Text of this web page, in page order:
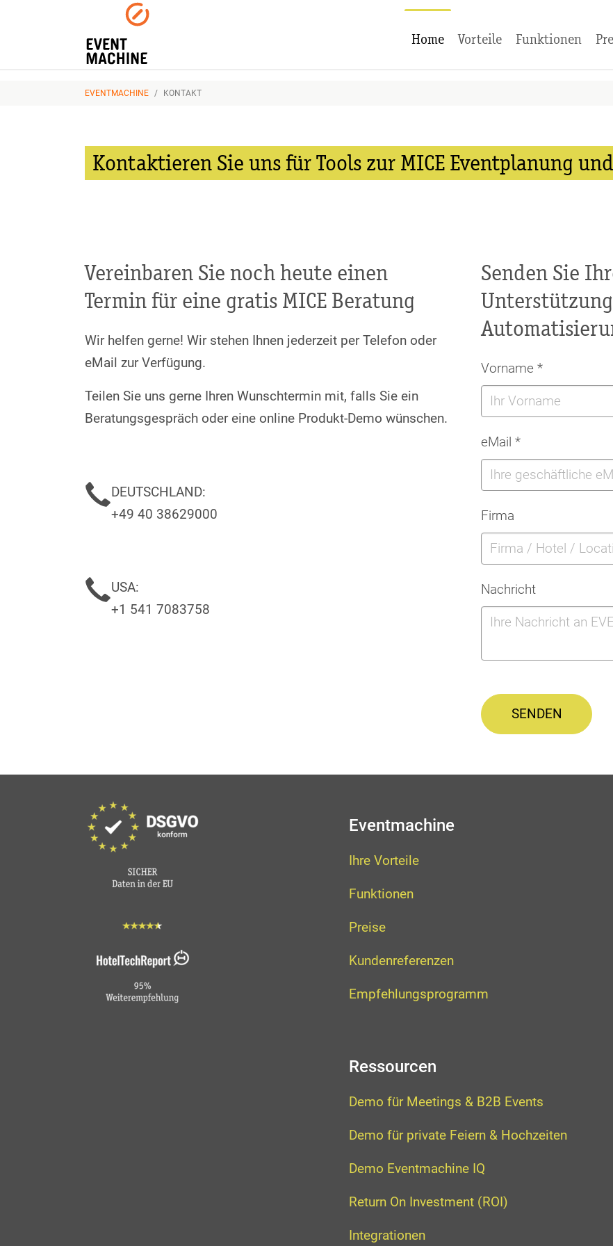
Skip to main navigation
Zum Hauptinhalt springen
Home Vorteile Funktionen
EVENTMACHINE KONTAKT
Kontaktieren Sie uns für Tools zur MICE Eventplanung
Vereinbaren Sie noch heute einen
Termin für eine gratis MICE Beratung
Wir helfen gerne! Wir stehen Ihnen jederzeit per Telefon oder
eMail zur Verfügung.
Teilen Sie uns gerne Ihren Wunschtermin mit, falls Sie ein
Beratungsgespräch oder eine online Produkt-Demo wünschen.
DEUTSCHLAND:
+49 40 38629000
USA:
+1 541 7083758
Senden Sie
Vorname *
eMail *
Firma
Nachricht
SENDEN
Eventmachine
Ihre Vorteile
Funktionen
Preise
Kundenreferenzen
Empfehlungsprogramm
Ressourcen
Demo für Meetings & B2B Events
Demo für private Feiern & Hochzeiten
Demo Eventmachine IQ
Return On Investment (ROI)
Integrationen